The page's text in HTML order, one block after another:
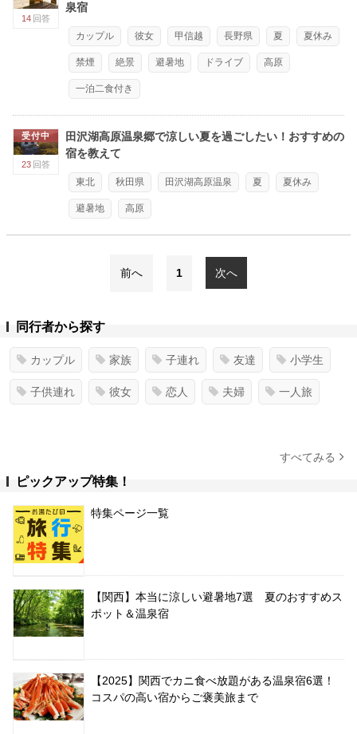
14 回答
泉宿
カップル 彼女 甲信越 長野県 夏 夏休み
禁煙 絶景 避暑地 ドライブ 高原
一泊二食付き
受付中
23 回答
田沢湖高原温泉郷で涼しい夏を過ごしたい！おすすめの
宿を教えて
東北 秋田県 田沢湖高原温泉 夏 夏休み
避暑地 高原
前へ 1 次へ
同行者から探す
カップル 家族 子連れ 友達 小学生
子供連れ 彼女 恋人 夫婦 一人旅
すべてみる
ピックアップ特集！
特集ページ一覧
【関西】本当に涼しい避暑地7選 夏のおすすめス
ポット＆温泉宿
【2025】関西でカニ食べ放題がある温泉宿6選！
コスパの高い宿からご褒美旅まで